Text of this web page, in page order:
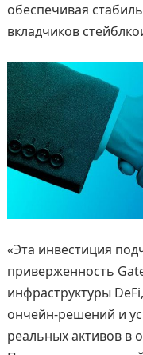
обеспечивая
вкладчиков
«Эта инвестиция
приверженность
инфраструктуры
ончейн-решений и
реальных активов в